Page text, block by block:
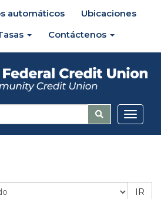
automáticos
Ubicaciones
Contáctenos